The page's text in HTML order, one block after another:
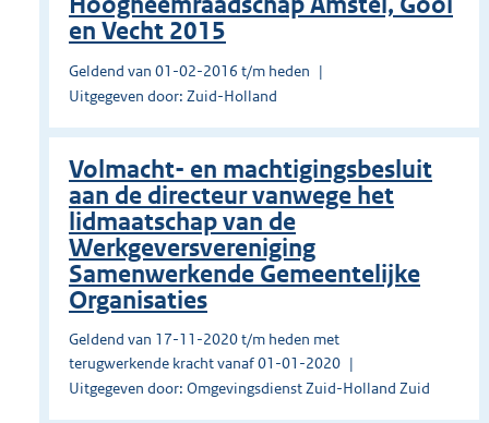
en Vecht 2015
Geldend van 01-02-2016 t/m heden
Uitgegeven door: Zuid-Holland
Volmacht- en machtigingsbesluit
aan de directeur vanwege het
lidmaatschap van de
Werkgeversvereniging
Samenwerkende Gemeentelijke
Organisaties
Geldend van 17-11-2020 t/m heden met
terugwerkende kracht vanaf 01-01-2020
Uitgegeven door: Omgevingsdienst Zuid-Holland Zuid